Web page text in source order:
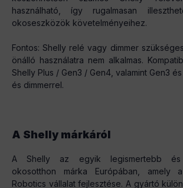
használható, így rugalmasan
okoseszközök követelményeihez.
Fontos: Shelly relé vagy dimmer
önálló használatra nem alkalmas.
Shelly Plus / Gen3 / Gen4, valamint Gen3
és dimmerrel.
A Shelly márkáról
A Shelly az egyik legismertebb és
okosotthon márka Európában, amely
Robotics vállalat fejlesztése. A gyártó